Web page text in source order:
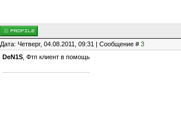
Дата: Четверг, 04.08.2011, 09:31 | Сообщение # 3
DeN1S , Фтп клиент в помощь